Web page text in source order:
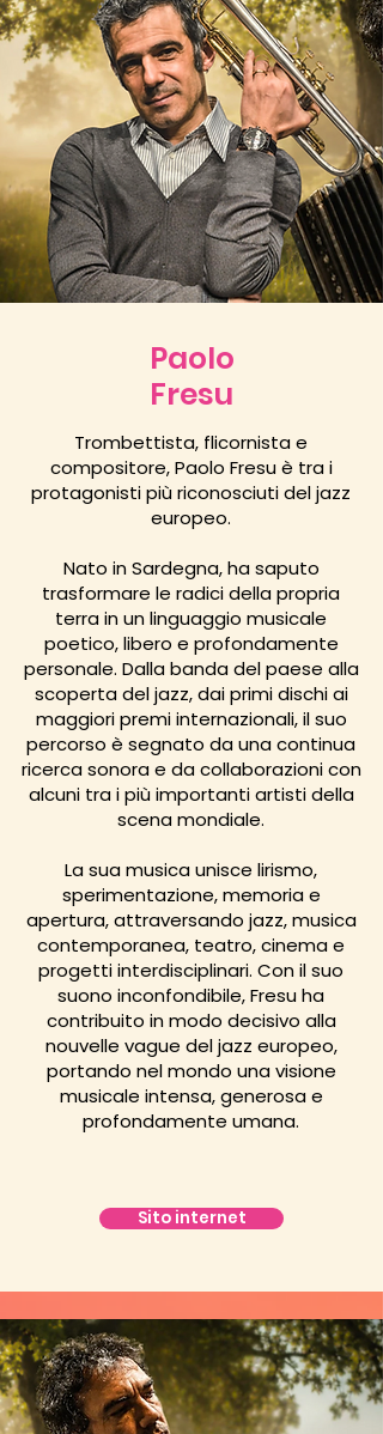
Paolo
Fresu
Trombettista, flicornista e
compositore, Paolo Fresu è tra i
protagonisti più riconosciuti del jazz
europeo.
Nato in Sardegna, ha saputo
trasformare le radici della propria
terra in un linguaggio musicale
poetico, libero e profondamente
personale. Dalla banda del paese alla
scoperta del jazz, dai primi dischi ai
maggiori premi internazionali, il suo
percorso è segnato da una continua
ricerca sonora e da collaborazioni con
alcuni tra i più importanti artisti della
scena mondiale.
La sua musica unisce lirismo,
sperimentazione, memoria e
apertura, attraversando jazz, musica
contemporanea, teatro, cinema e
progetti interdisciplinari. Con il suo
suono inconfondibile, Fresu ha
contribuito in modo decisivo alla
nouvelle vague del jazz europeo,
portando nel mondo una visione
musicale intensa, generosa e
profondamente umana.
Sito internet